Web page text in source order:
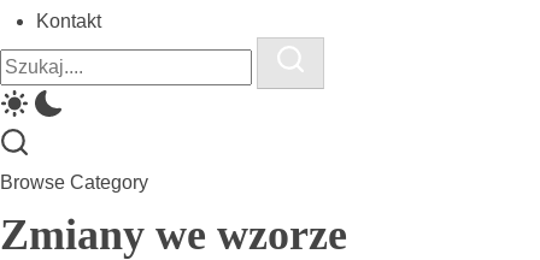
Kontakt
Close
Search
Search
Browse Category
Zmiany we wzorze